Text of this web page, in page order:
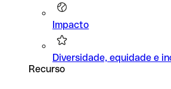
Impacto
Diversidade, equidade e
Recurso